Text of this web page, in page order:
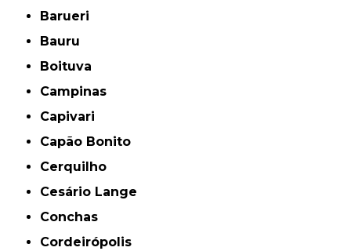
Barueri
Bauru
Boituva
Campinas
Capivari
Capão Bonito
Cerquilho
Cesário Lange
Conchas
Cordeirópolis